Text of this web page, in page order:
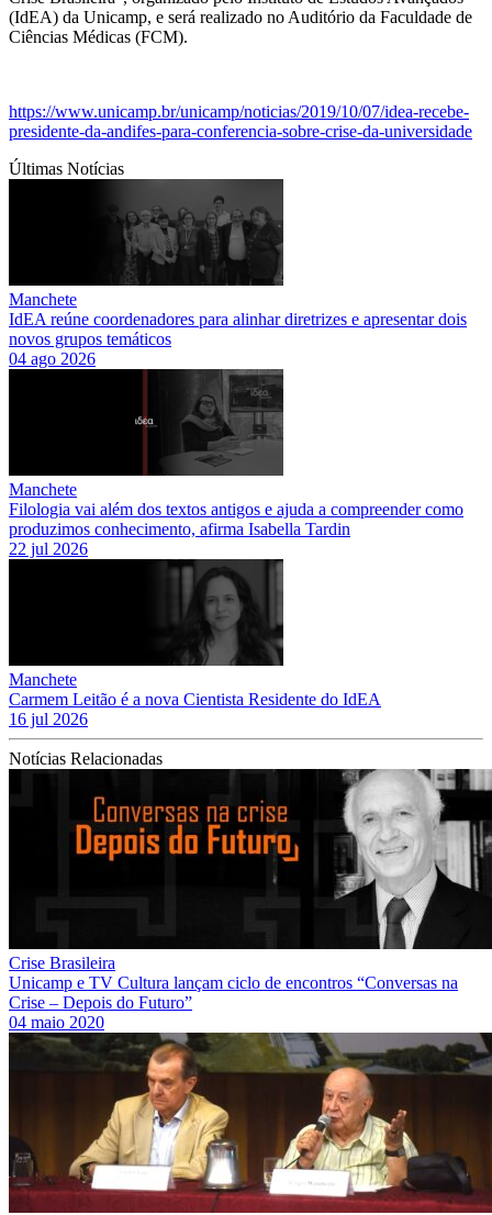
(IdEA) da Unicamp, e será realizado no Auditório da Faculdade de
Ciências Médicas (FCM).
https://www.unicamp.br/unicamp/noticias/2019/10/07/idea-recebe-
presidente-da-andifes-para-conferencia-sobre-crise-da-universidade
Últimas Notícias
Manchete
IdEA reúne coordenadores para alinhar diretrizes e apresentar dois
novos grupos temáticos
04 ago 2026
Manchete
Filologia vai além dos textos antigos e ajuda a compreender como
produzimos conhecimento, afirma Isabella Tardin
22 jul 2026
Manchete
Carmem Leitão é a nova Cientista Residente do IdEA
16 jul 2026
Notícias Relacionadas
Crise Brasileira
Unicamp e TV Cultura lançam ciclo de encontros “Conversas na
Crise – Depois do Futuro”
04 maio 2020